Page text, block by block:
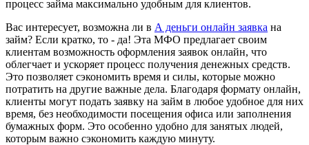
процесс займа максимально удобным для клиентов.
Вас интересует, возможна ли в А деньги онлайн заявка на
займ? Если кратко, то - да! Эта МФО предлагает своим
клиентам возможность оформления заявок онлайн, что
облегчает и ускоряет процесс получения денежных средств.
Это позволяет сэкономить время и силы, которые можно
потратить на другие важные дела. Благодаря формату онлайн,
клиенты могут подать заявку на займ в любое удобное для них
время, без необходимости посещения офиса или заполнения
бумажных форм. Это особенно удобно для занятых людей,
которым важно сэкономить каждую минуту.